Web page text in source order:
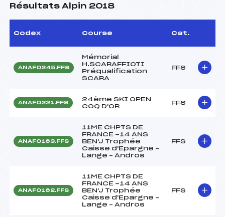
Résultats Alpin 2018
Codex Course Cat.
ANAF0245.FFS
Mémorial
H.SCARAFFIOTI
Préqualification
SCARA
FFS
ANAF0221.FFS
24ème SKI OPEN
COQ D'OR
FFS
ANAF0163.FFS
11ME CHPTS DE
FRANCE -14 ANS
BEN'J Trophée
Caisse d'Epargne –
Lange – Andros
FFS
ANAF0162.FFS
11ME CHPTS DE
FRANCE -14 ANS
BEN'J Trophée
Caisse d'Epargne –
Lange – Andros
FFS